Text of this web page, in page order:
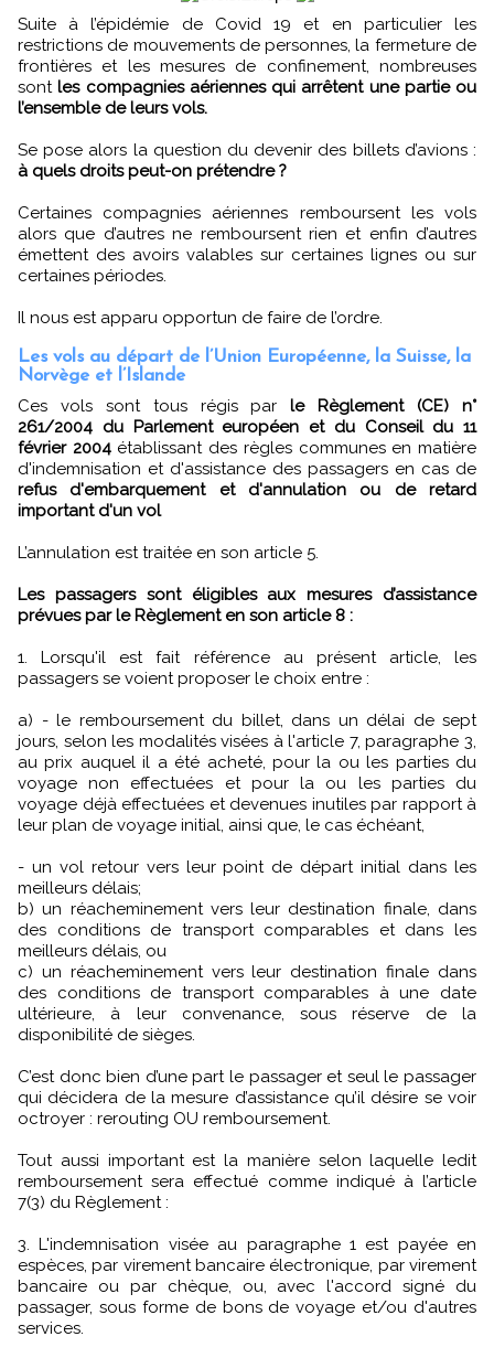
Suite à l’épidémie de Covid 19 et en particulier les
restrictions de mouvements de personnes, la fermeture de
frontières et les mesures de confinement, nombreuses
sontles compagnies aériennes qui arrêtent une partie ou
l’ensemble de leurs vols.
Se pose alors la question du devenir des billets d’avions :
à quels droits peut-on prétendre ?
Certaines compagnies aériennes remboursent les vols
alors que d’autres ne remboursent rien et enfin d’autres
émettent des avoirs valables sur certaines lignes ou sur
certaines périodes.
Il nous est apparu opportun de faire de l’ordre.
Les vols au départ de l’Union Européenne, la Suisse, la
Norvège et l’Islande
Ces vols sont tous régis par le Règlement (CE) n°
261/2004 du Parlement européen et du Conseil du 11
février 2004 établissant des règles communes en matière
d'indemnisation et d'assistance des passagers en cas de
refus d'embarquement et d'annulation ou de retard
important d'un vol
L’annulation est traitée en son article 5.
Les passagers sont éligibles aux mesures d’assistance
prévues par le Règlement en son article 8 :
1. Lorsqu'il est fait référence au présent article, les
passagers se voient proposer le choix entre :
a) - le remboursement du billet, dans un délai de sept
jours, selon les modalités visées à l'article 7, paragraphe 3,
au prix auquel il a été acheté, pour la ou les parties du
voyage non effectuées et pour la ou les parties du
voyage déjà effectuées et devenues inutiles par rapport à
leur plan de voyage initial, ainsi que, le cas échéant,
- un vol retour vers leur point de départ initial dans les
meilleurs délais;
b) un réacheminement vers leur destination finale, dans
des conditions de transport comparables et dans les
meilleurs délais, ou
c) un réacheminement vers leur destination finale dans
des conditions de transport comparables à une date
ultérieure, à leur convenance, sous réserve de la
disponibilité de sièges.
C’est donc bien d’une part le passager et seul le passager
qui décidera de la mesure d’assistance qu’il désire se voir
octroyer : rerouting OU remboursement.
Tout aussi important est la manière selon laquelle ledit
remboursement sera effectué comme indiqué à l’article
7(3) du Règlement :
3. L'indemnisation visée au paragraphe 1 est payée en
espèces, par virement bancaire électronique, par virement
bancaire ou par chèque, ou, avec l'accord signé du
passager, sous forme de bons de voyage et/ou d'autres
services.